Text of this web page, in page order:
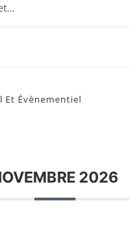
Et Évènementiel
2026